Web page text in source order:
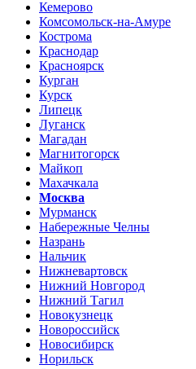
Кемерово
Комсомольск-на-Амуре
Кострома
Краснодар
Красноярск
Курган
Курск
Липецк
Луганск
Магадан
Магнитогорск
Майкоп
Махачкала
Москва
Мурманск
Набережные Челны
Назрань
Нальчик
Нижневартовск
Нижний Новгород
Нижний Тагил
Новокузнецк
Новороссийск
Новосибирск
Норильск